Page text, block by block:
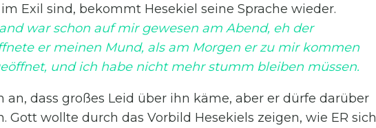
Exil sind, bekommt Hesekiel seine Sprache wieder.
war schon auf mir gewesen am Abend, eh der
er meinen Mund, als am Morgen er zu mir kommen
und ich habe nicht mehr stumm bleiben müssen.
dass großes Leid über ihn käme, aber er dürfe darüber
Gott wollte durch das Vorbild Hesekiels zeigen, wie ER sich